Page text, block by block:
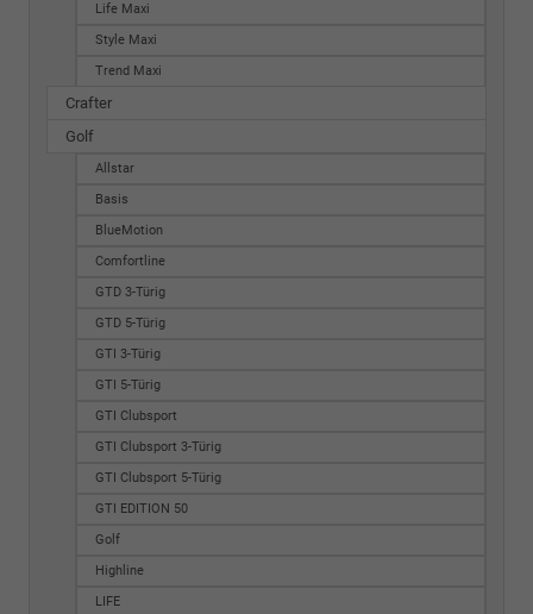
Life Maxi
Style Maxi
Trend Maxi
Crafter
Golf
Allstar
Basis
BlueMotion
Comfortline
GTD 3-Türig
GTD 5-Türig
GTI 3-Türig
GTI 5-Türig
GTI Clubsport
GTI Clubsport 3-Türig
GTI Clubsport 5-Türig
GTI EDITION 50
Golf
Highline
LIFE